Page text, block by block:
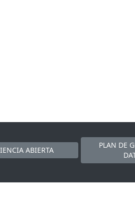
ABIERTA
PLAN DE